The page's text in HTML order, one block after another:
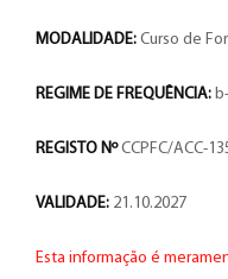
MODALIDADE: Curso de
REGIME DE FREQUÊNCIA:
REGISTO NºCCPFC/ACC-
VALIDADE: 21.10.2027
Esta informação é